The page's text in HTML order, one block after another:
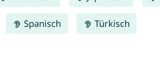
Spanisch Türkisch